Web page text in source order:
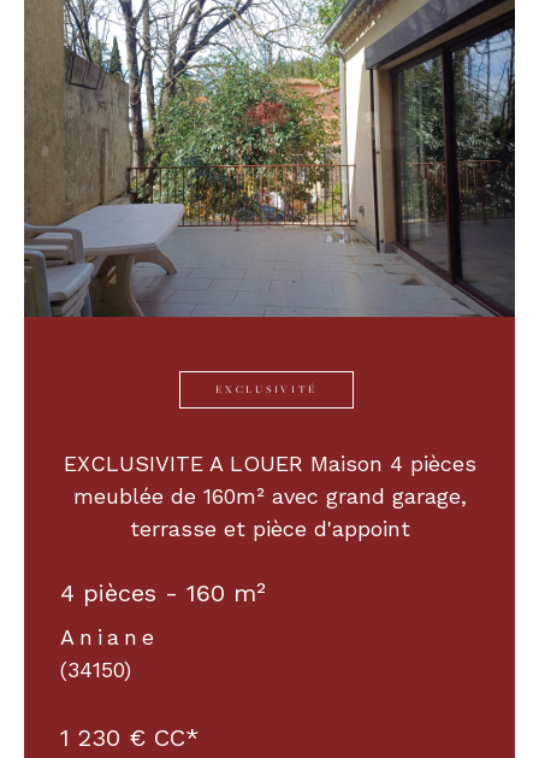
EXCLUSIVITÉ
EXCLUSIVITE A LOUER Maison 4 pièces
meublée de 160m² avec grand garage,
terrasse et pièce d'appoint
4 pièces - 160 m²
Aniane
(34150)
1 230 € CC*